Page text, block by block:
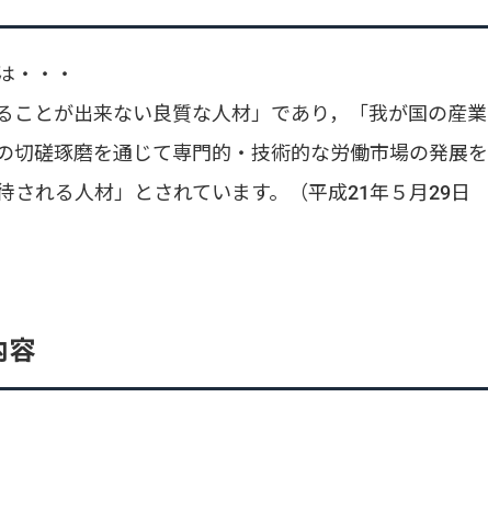
・・・
ことが出来ない良質な人材」であり，「我が国の産業
磋琢磨を通じて専門的・技術的な労働市場の発展を
れる人材」とされています。（平成21年５月29日
容